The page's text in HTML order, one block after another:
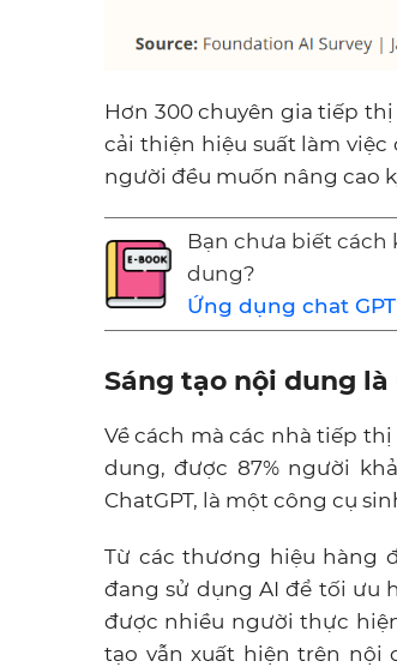
Hơn 300 chuyên gia tiếp
cải thiện hiệu suất làm
người đều muốn nâng cao
Bạn chưa biết cách
dung?
Ứng dụng chat
Sáng tạo nội dung
Về cách mà các nhà tiếp
dung, được 87% người
ChatGPT, là một công cụ
Từ các thương hiệu hàng
đang sử dụng AI để tối ưu
được nhiều người thực
tạo vẫn xuất hiện trên nội